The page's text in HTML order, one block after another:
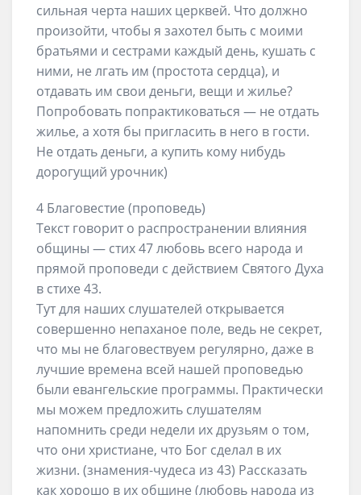
сильная черта наших церквей. Что должно
произойти, чтобы я захотел быть с моими
братьями и сестрами каждый день, кушать с
ними, не лгать им (простота сердца), и
отдавать им свои деньги, вещи и жилье?
Попробовать попрактиковаться — не отдать
жилье, а хотя бы пригласить в него в гости.
Не отдать деньги, а купить кому нибудь
дорогущий урочник)
4 Благовестие (проповедь)
Текст говорит о распространении влияния
общины — стих 47 любовь всего народа и
прямой проповеди с действием Святого Духа
в стихе 43.
Тут для наших слушателей открывается
совершенно непаханое поле, ведь не секрет,
что мы не благовествуем регулярно, даже в
лучшие времена всей нашей проповедью
были евангельские программы. Практически
мы можем предложить слушателям
напомнить среди недели их друзьям о том,
что они христиане, что Бог сделал в их
жизни. (знамения-чудеса из 43) Рассказать
как хорошо в их общине (любовь народа из